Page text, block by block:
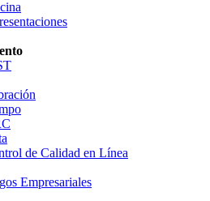
de Calidad en Línea
Empresariales